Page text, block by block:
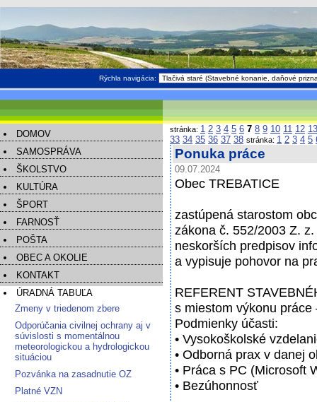
Rýchla navigácia:
DOMOV
SAMOSPRÁVA
ŠKOLSTVO
KULTÚRA
ŠPORT
FARNOSŤ
POŠTA
OBEC A OKOLIE
KONTAKT
ÚRADNÁ TABUĽA
Zmeny v triedenom zbere
Odporúčania civilnej ochrany aj v
súvislosti s momentálnou
meteorologickou a hydrologickou
situáciou
Pozvánka na zasadnutie OZ
Platné VZN
stránka: 1 2 3 4 5 6 7 8 9 10 11 12 13
33 34 35 36 37 38
Ponuka práce
09.07.2024
Obec TREBATICE
zastúpená starostom
zákona č. 552/2003 Z.
neskorších predpisov
a vypisuje pohovor na
REFERENT
s miestom výkonu
Podmienky účasti:
• Vysokoškolské
• Odborná prax v danej
• Práca s PC (Microsoft
• Bezúhonnosť
stránka: 1 2 3 4 5